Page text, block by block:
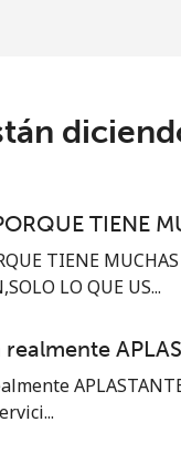
por ⁦$5⁩
por ⁦$5⁩
TIENE
TIENE
LO QUE US...